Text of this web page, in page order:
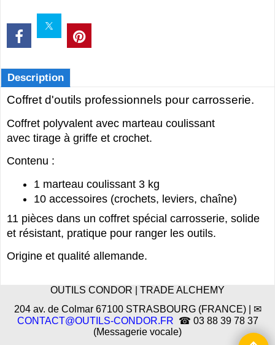
Description
Coffret d'outils professionnels pour carrosserie.
Coffret polyvalent avec marteau coulissant
avec tirage à griffe et crochet.
Contenu :
1 marteau coulissant 3 kg
10 accessoires (crochets, leviers, chaîne)
11 pièces dans un coffret spécial carrosserie, solide
et résistant, pratique pour ranger les outils.
Origine et qualité allemande.
OUTILS CONDOR | TRADE ALCHEMY
204 av. de Colmar 67100 STRASBOURG (FRANCE) | ✉
CONTACT@OUTILS-CONDOR.FR ☎ 03 88 39 78 37
(Messagerie vocale)